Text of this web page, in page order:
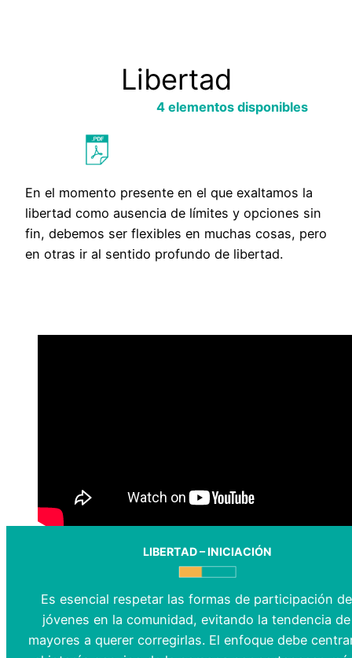
Libertad
4 elementos disponibles
En el momento presente en el que exaltamos la
libertad como ausencia de límites y opciones sin
fin, debemos ser flexibles en muchas cosas, pero
en otras ir al sentido profundo de libertad.
LIBERTAD – INICIACIÓN
Es esencial respetar las formas de participación
jóvenes en la comunidad, evitando la tendencia
mayores a querer corregirlas. El enfoque debe